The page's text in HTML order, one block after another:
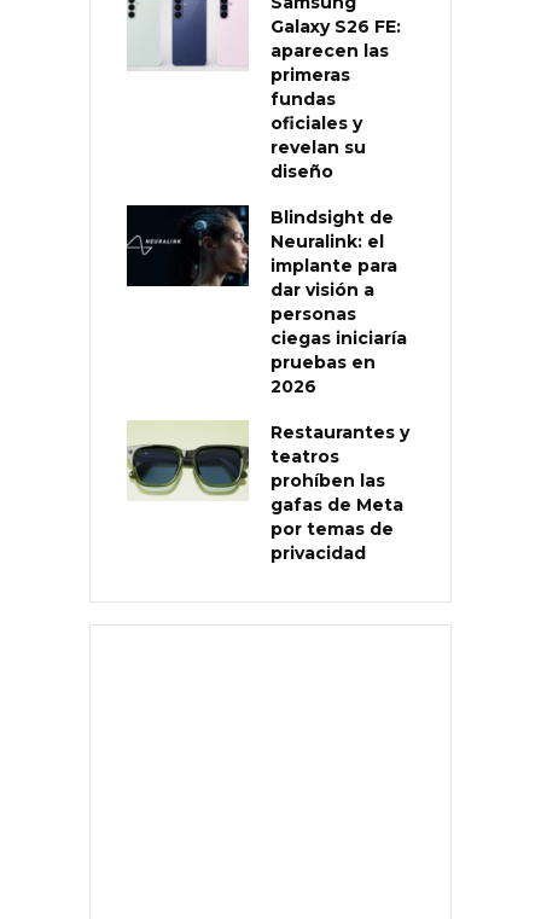
Galaxy S26 FE:
aparecen las
primeras
fundas
oficiales y
revelan su
diseño
Blindsight de
Neuralink: el
implante para
dar visión a
personas
ciegas iniciaría
pruebas en
2026
Restaurantes y
teatros
prohíben las
gafas de Meta
por temas de
privacidad